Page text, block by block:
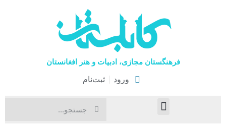
فرهنگستان مجازی، ادبیات و هنر افغانستان
ورود ثبت‌نام